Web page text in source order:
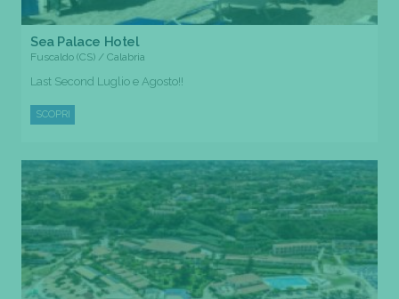
Sea Palace Hotel
Fuscaldo (CS) / Calabria
Last Second Luglio e Agosto!!
SCOPRI